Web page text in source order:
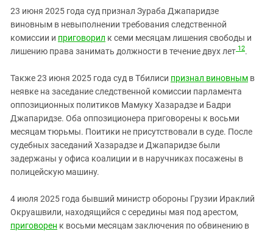
23 июня 2025 года суд признал Зураба Джапаридзе
виновным в невыполнении требования следственной
комиссии и приговорил к семи месяцам лишения свободы и
лишению права занимать должности в течение двух лет 12.
Также 23 июня 2025 года суд в Тбилиси признал виновным в
неявке на заседание следственной комиссии парламента
оппозиционных политиков Мамуку Хазарадзе и Бадри
Джапаридзе. Оба оппозиционера приговорены к восьми
месяцам тюрьмы. Поитики не присутствовали в суде. После
судебных заседаний Хазарадзе и Джапаридзе были
задержаны у офиса коалиции и в наручниках посажены в
полицейскую машину.
4 июля 2025 года бывший министр обороны Грузии Ираклий
Окруашвили, находящийся с середины мая под арестом,
приговорен к восьми месяцам заключения по обвинению в